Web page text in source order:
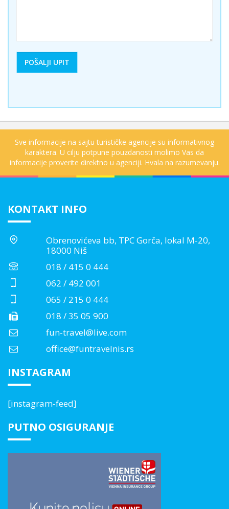
Sve informacije na sajtu turističke agencije su informativnog
karaktera. U cilju potpune pouzdanosti molimo Vas da
informacije proverite direktno u agenciji. Hvala na razumevanju.
KONTAKT INFO
Obrenovićeva bb, TPC Gorča, lokal M-20,
18000 Niš
018 / 415 0 444
062 / 492 001
065 / 215 0 444
018 / 35 05 900
fun-travel@live.com
office@funtravelnis.rs
INSTAGRAM
[instagram-feed]
PUTNO OSIGURANJE